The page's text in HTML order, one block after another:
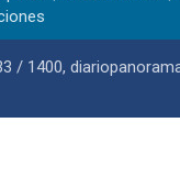
/ 1400,